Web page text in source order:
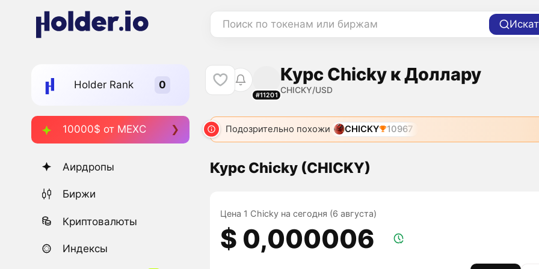
Поиск по токенам или биржам
Holder Rank
10000$ от MEXC
Аирдропы
Биржи
Криптовалюты
Индексы
#11201
Курс Chicky к Доллару
CHICKY/USD
Подозрительно похожи CHICKY 10967
Курс Chicky (CHICKY)
Цена 1 Chicky на сегодня (6 августа)
$ 0,000006